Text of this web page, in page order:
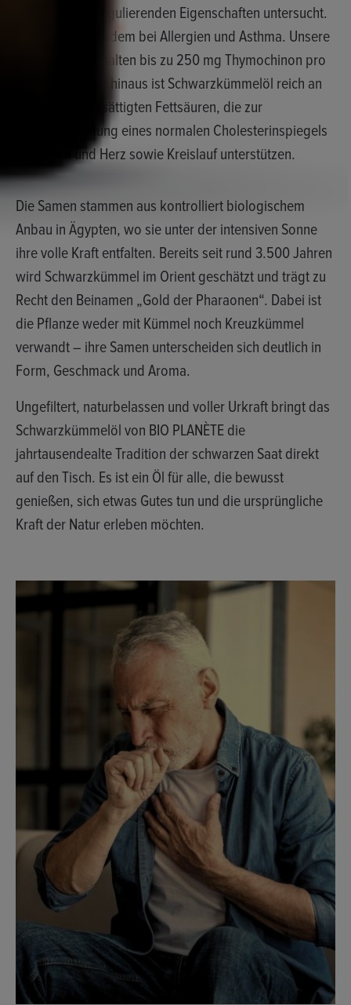
und blutdruckregulierenden Eigenschaften untersucht.
Es unterstützt zudem bei Allergien und Asthma. Unsere
nativen Öle enthalten bis zu 250 mg Thymochinon pro
100 ml. Darüber hinaus ist Schwarzkümmelöl reich an
mehrfach ungesättigten Fettsäuren, die zur
Aufrechterhaltung eines normalen Cholesterinspiegels
beitragen und Herz sowie Kreislauf unterstützen.
Die Samen stammen aus kontrolliert biologischem
Anbau in Ägypten, wo sie unter der intensiven Sonne
ihre volle Kraft entfalten. Bereits seit rund 3.500 Jahren
wird Schwarzkümmel im Orient geschätzt und trägt zu
Recht den Beinamen „Gold der Pharaonen“. Dabei ist
die Pflanze weder mit Kümmel noch Kreuzkümmel
verwandt – ihre Samen unterscheiden sich deutlich in
Form, Geschmack und Aroma.
Ungefiltert, naturbelassen und voller Urkraft bringt das
Schwarzkümmelöl von BIO PLANÈTE die
jahrtausendealte Tradition der schwarzen Saat direkt
auf den Tisch. Es ist ein Öl für alle, die bewusst
genießen, sich etwas Gutes tun und die ursprüngliche
Kraft der Natur erleben möchten.